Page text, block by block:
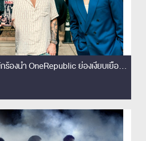
ร้องนำ OneRepublic ย่องเงียบเยือน